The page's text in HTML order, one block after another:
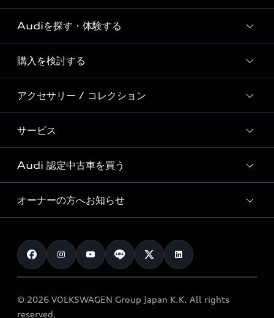
Audi ブランド
Story of Progress
Audi Sport
Formula 1®
デジタルサービス
Audiを探す・体験する
ディーラー検索
新車在庫検索
試乗車・展示車検索
見積り依頼
試乗予約
購入を検討する
モデル一覧
特別仕様モデル / 限定モデル
e-tronラインアップ
価格シミュレーション
車両比較
カタログ一覧
アクセサリー / コレクション
純正アクセサリー
オンラインショップ
Audi collection
アウディナビアプリ
サービス
サービス入庫予約
サービスプログラム
メンテナンス
車検 / 定期点検
e-tronアフターサポート
Audi 認定中古車を買う
Audi認定中古車
クオリティ
保証
メンテナンス
オーナーの方へお知らせ
お知らせ
オーナー様向けキャンペーン
特定整備適用車一覧
© 2026 VOLKSWAGEN Group Japan K.K. All rights
reserved.